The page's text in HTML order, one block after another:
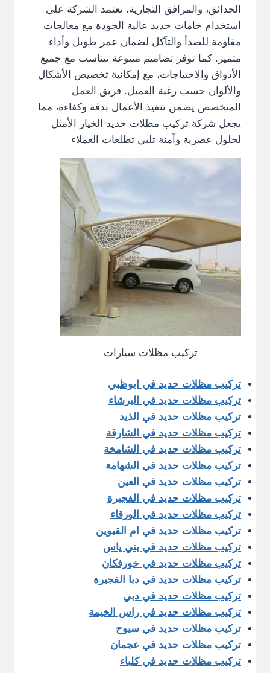
الحدائق، والمرافق التجارية. تعتمد الشركة على
استخدام خامات حديد عالية الجودة مع معالجات
مقاومة للصدأ والتآكل لضمان عمر طويل وأداء
متميز. كما توفر تصاميم متنوعة تتناسب مع جميع
الأذواق والاحتياجات، مع إمكانية تخصيص الأشكال
والألوان حسب رغبة العميل. فريق العمل
المتخصص يضمن تنفيذ الأعمال بدقة وكفاءة، مما
يجعل شركة تركيب مظلات حديد الخيار الأمثل
لحلول عصرية وآمنة تلبي تطلعات العملاء
تركيب مظلات سيارات
تركيب مظلات حديد في ابوظبي
تركيب مظلات حديد في البرشاء
تركيب مظلات حديد في الذيد
تركيب مظلات حديد في الشارقة
تركيب مظلات حديد في الشامخة
تركيب مظلات حديد في الشهامة
تركيب مظلات حديد في العين
تركيب مظلات حديد في الفجيرة
تركيب مظلات حديد في الورقاء
تركيب مظلات حديد في ام القيوين
تركيب مظلات حديد في بني ياس
تركيب مظلات حديد في خورفكان
تركيب مظلات حديد في دبا الفجيرة
تركيب مظلات حديد في دبي
تركيب مظلات حديد في راس الخيمة
تركيب مظلات حديد في سيوح
تركيب مظلات حديد في عجمان
تركيب مظلات حديد في كلباء